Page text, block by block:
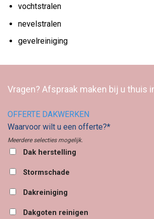
vochtstralen
nevelstralen
gevelreiniging
Vragen? Afspraak maken bij u thuis
OFFERTE DAKWERKEN
Waarvoor wilt u een offerte?*
Meerdere selecties mogelijk.
Dak herstelling
Stormschade
Dakreiniging
Dakgoten reinigen